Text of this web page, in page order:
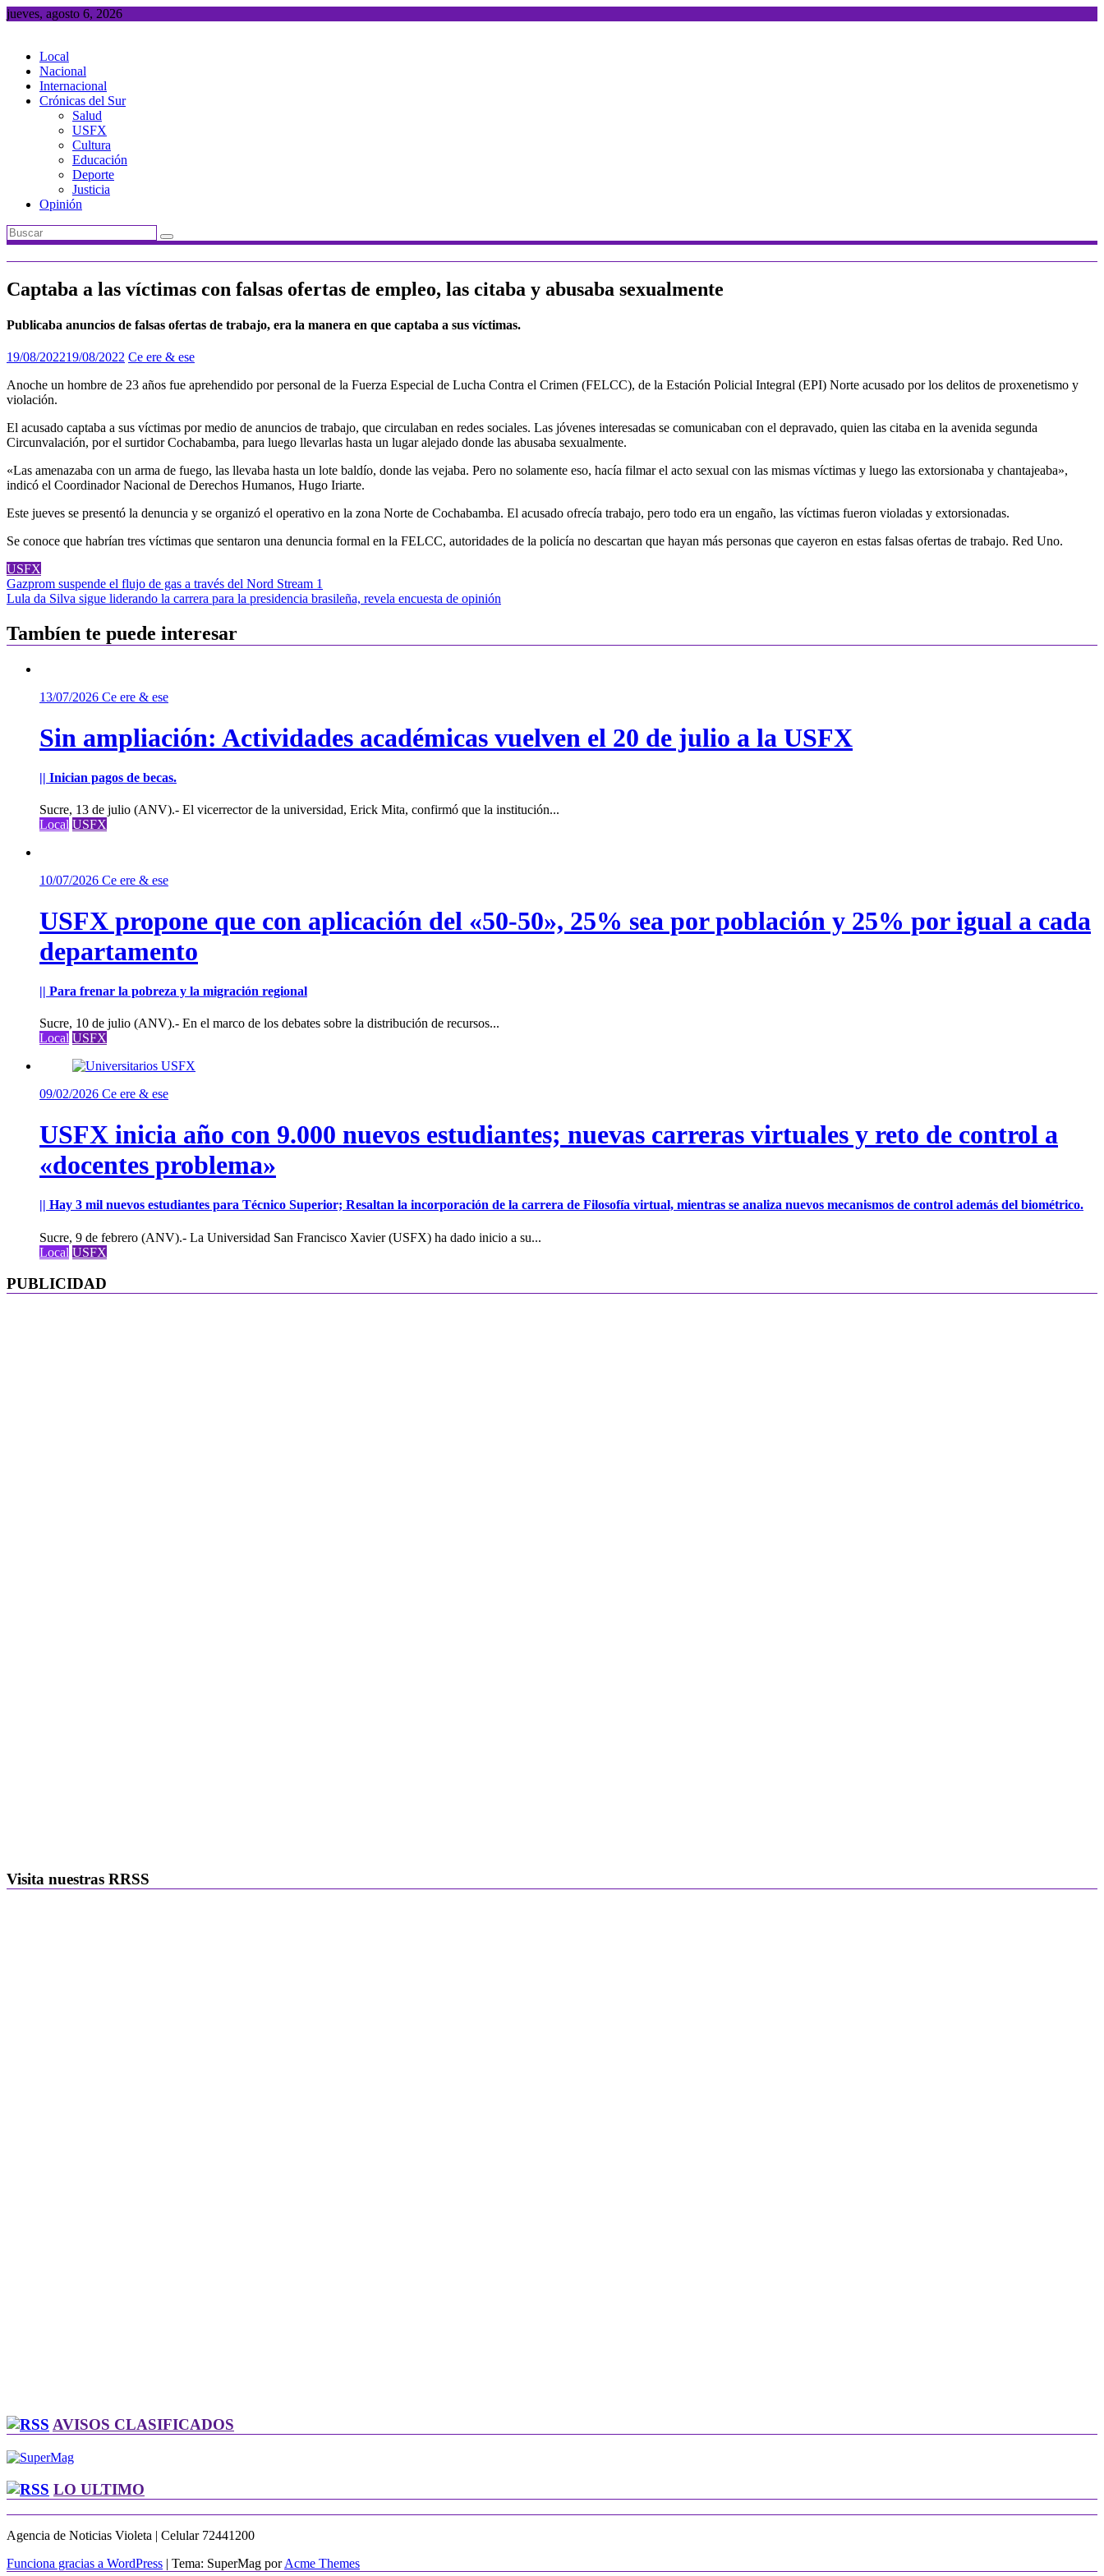
Saltar
jueves, agosto 6, 2026
Local
Nacional
Internacional
Crónicas del Sur
Salud
USFX
Cultura
Educación
Deporte
Justicia
Opinión
Captaba a las víctimas con falsas ofertas de empleo, las citaba y abusaba sexualmente
Publicaba anuncios de falsas ofertas de trabajo, era la manera en que captaba a sus víctimas.
19/08/202219/08/2022 Ce ere & ese
Anoche un hombre de 23 años fue aprehendido por personal de la Fuerza Especial de Lucha Contra el Crimen (FELCC), de la Estación Policial Integral (EPI) Norte acusado por los delitos de proxenetismo y
violación.
El acusado captaba a sus víctimas por medio de anuncios de trabajo, que circulaban en redes sociales. Las jóvenes interesadas se comunicaban con el depravado, quien las citaba en la avenida segunda
Circunvalación, por el surtidor Cochabamba, para luego llevarlas hasta un lugar alejado donde las abusaba sexualmente.
«Las amenazaba con un arma de fuego, las llevaba hasta un lote baldío, donde las vejaba. Pero no solamente eso, hacía filmar el acto sexual con las mismas víctimas y luego las extorsionaba y chantajeaba»,
indicó el Coordinador Nacional de Derechos Humanos, Hugo Iriarte.
Este jueves se presentó la denuncia y se organizó el operativo en la zona Norte de Cochabamba. El acusado ofrecía trabajo, pero todo era un engaño, las víctimas fueron violadas y extorsionadas.
Se conoce que habrían tres víctimas que sentaron una denuncia formal en la FELCC, autoridades de la policía no descartan que hayan más personas que cayeron en estas falsas ofertas de trabajo. Red Uno.
USFX
Navegación
de
entradas
Gazprom suspende el flujo de gas a través del Nord Stream 1
Lula da Silva sigue liderando la carrera para la presidencia brasileña, revela encuesta de opinión
Tambíen te puede interesar
13/07/2026 Ce ere & ese
Sin ampliación: Actividades académicas vuelven el 20 de julio a la USFX
|| Inician pagos de becas.
Sucre, 13 de julio (ANV).- El vicerrector de la universidad, Erick Mita, confirmó que la institución...
Local USFX
10/07/2026 Ce ere & ese
USFX propone que con aplicación del «50-50», 25% sea por población y 25% por igual a cada
departamento
|| Para frenar la pobreza y la migración regional
Sucre, 10 de julio (ANV).- En el marco de los debates sobre la distribución de recursos...
Local USFX
09/02/2026 Ce ere & ese
USFX inicia año con 9.000 nuevos estudiantes; nuevas carreras virtuales y reto de control a
«docentes problema»
|| Hay 3 mil nuevos estudiantes para Técnico Superior; Resaltan la incorporación de la carrera de Filosofía virtual, mientras se analiza nuevos mecanismos de control además del biométrico.
Sucre, 9 de febrero (ANV).- La Universidad San Francisco Xavier (USFX) ha dado inicio a su...
Local USFX
PUBLICIDAD
Visita nuestras RRSS
AVISOS CLASIFICADOS
LO ULTIMO
Agencia de Noticias Violeta | Celular 72441200
Funciona gracias a WordPress | Tema: SuperMag porAcme Themes